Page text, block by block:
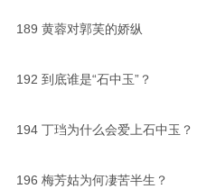
189 黄蓉对郭芙的娇纵
192 到底谁是“石中玉”？
194 丁珰为什么会爱上石中玉？
196 梅芳姑为何凄苦半生？